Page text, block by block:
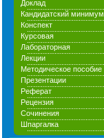
Доклад
Кандидатский минимум
Конспект
Курсовая
Лабораторная
Лекции
Методическое пособие
Презентации
Реферат
Рецензия
Сочинения
Шпаргалка